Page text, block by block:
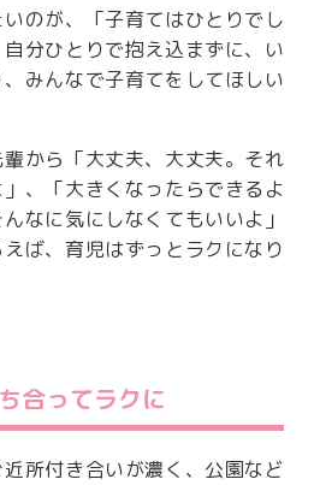
のが、「子育てはひとりでし
分ひとりで抱え込まずに、い
みんなで子育てをしてほしい
から「大丈夫、大丈夫。それ
、「大きくなったらできるよ
なに気にしなくてもいいよ」
ば、育児はずっとラクになり
合ってラクに
所付き合いが濃く、公園など